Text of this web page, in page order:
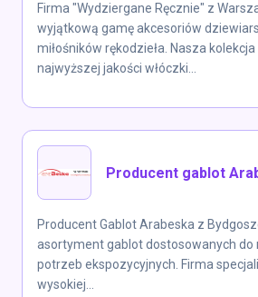
Firma "Wydziergane Ręcznie" z
wyjątkową gamę akcesoriów
miłośników rękodzieła. Nasza
najwyższej jakości włóczki...
Producent gablot
Producent Gablot Arabeska z
asortyment gablot dostosowanych do
potrzeb ekspozycyjnych. Firma
wysokiej...